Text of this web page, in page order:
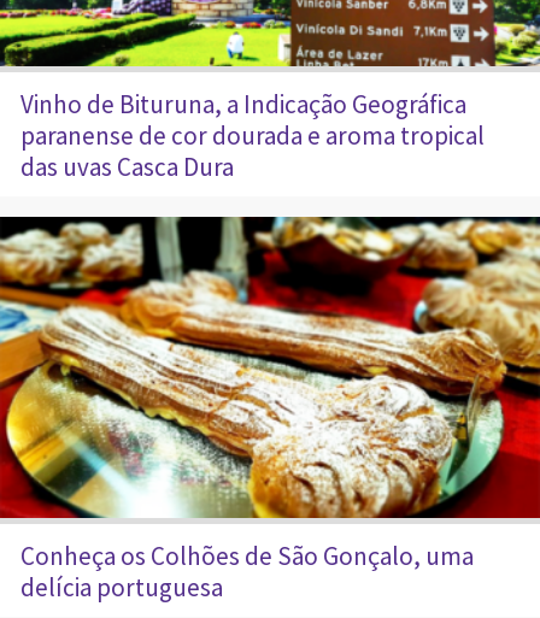
Vinho de Bituruna, a Indicação Geográfica
paranense de cor dourada e aroma tropical
das uvas Casca Dura
Conheça os Colhões de São Gonçalo, uma
delícia portuguesa